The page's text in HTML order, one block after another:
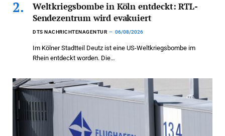
Weltkriegsbombe in Köln entdeckt: RTL-
Sendezentrum wird evakuiert
DTS NACHRICHTENAGENTUR 06/08/2026
Im Kölner Stadtteil Deutz ist eine US-Weltkriegsbombe im
Rhein entdeckt worden. Die…